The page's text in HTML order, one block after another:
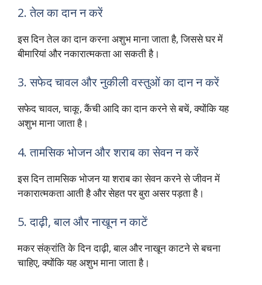
2. तेल का दान न करें
इस दिन तेल का दान करना अशुभ माना जाता है, जिससे घर में
बीमारियां और नकारात्मकता आ सकती है।
3. सफेद चावल और नुकीली वस्तुओं का दान न करें
सफेद चावल, चाकू, कैंची आदि का दान करने से बचें, क्योंकि यह
अशुभ माना जाता है।
4. तामसिक भोजन और शराब का सेवन न करें
इस दिन तामसिक भोजन या शराब का सेवन करने से जीवन में
नकारात्मकता आती है और सेहत पर बुरा असर पड़ता है।
5. दाढ़ी, बाल और नाखून न काटें
मकर संक्रांति के दिन दाढ़ी, बाल और नाखून काटने से बचना
चाहिए, क्योंकि यह अशुभ माना जाता है।